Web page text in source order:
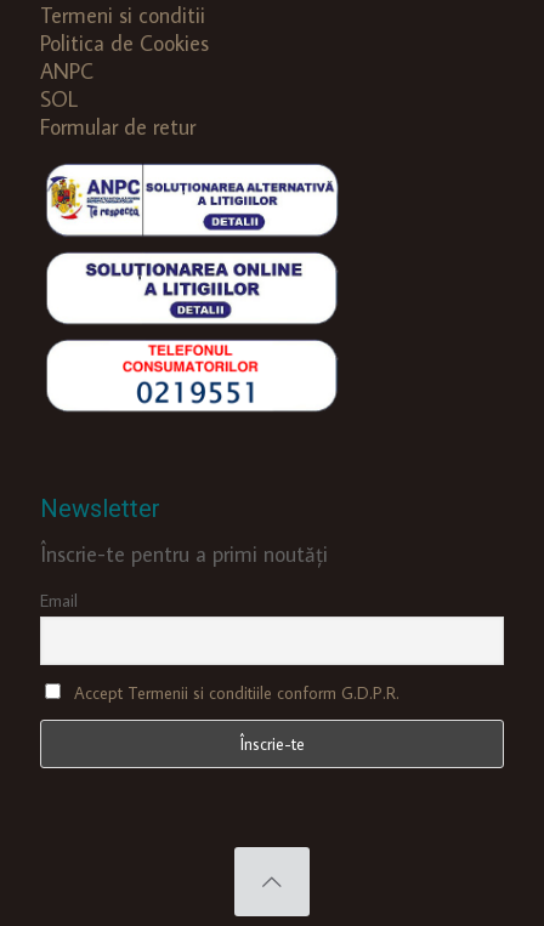
Termeni si conditii
Politica de Cookies
ANPC
SOL
Formular de retur
Newsletter
Înscrie-te pentru a primi noutăți
Email
Accept Termenii si conditiile conform G.D.P.R.